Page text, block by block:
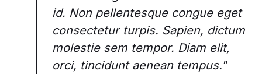
id. Non pellentesque congue eget
consectetur turpis. Sapien, dictum
molestie sem tempor. Diam elit,
orci, tincidunt aenean tempus."